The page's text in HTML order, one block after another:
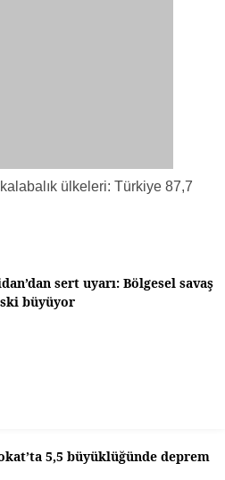
ülkeleri: Türkiye 87,7
sert uyarı: Bölgesel savaş
büyüyor
5,5 büyüklüğünde deprem